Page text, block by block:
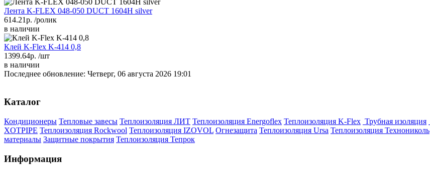
Лента K-FLEX 048-050 DUCT 1604H silver
614.21р. /ролик
в наличии
Клей K-Flex K-414 0,8
1399.64р. /шт
в наличии
Последнее обновление: Четверг, 06 августа 2026 19:01
Каталог
Кондиционеры Тепловые завесы Теплоизоляция ЛИТ Теплоизоляция Energoflex Теплоизоляция K-Flex Трубная изоляция
XOTPIPE Теплоизоляция Rockwool Теплоизоляция IZOVOL Огнезащита Теплоизоляция Ursa Теплоизоляция Технониколь
материалы Защитные покрытия Теплоизоляция Тепрок
Информация